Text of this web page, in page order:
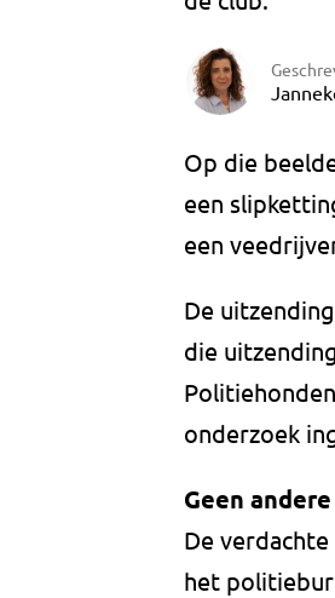
Op die
een
een
De
die
onderzoek
Geen
De
het